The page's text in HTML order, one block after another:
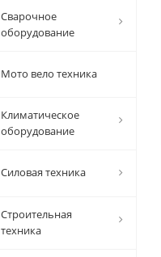
Сварочное
оборудование
Мото вело техника
Климатическое
оборудование
Силовая техника
Строительная
техника